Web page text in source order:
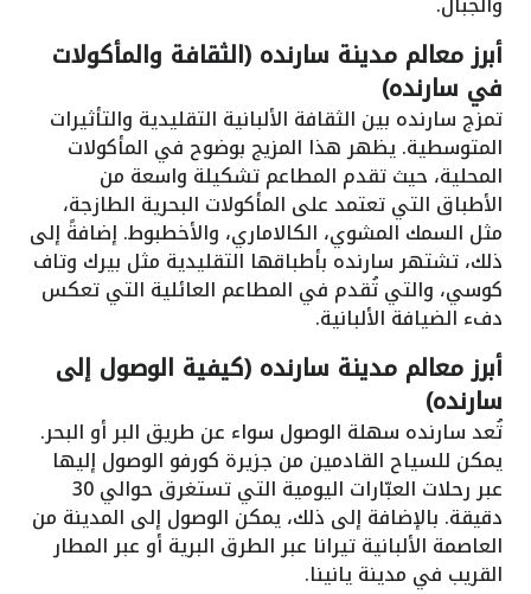
أبرز معالم مدينة سارنده (الثقافة والمأكولات
في سارنده)
تمزج سارنده بين الثقافة الألبانية التقليدية والتأثيرات
المتوسطية. يظهر هذا المزيج بوضوح في المأكولات
المحلية، حيث تقدم المطاعم تشكيلة واسعة من
الأطباق التي تعتمد على المأكولات البحرية الطازجة،
مثل السمك المشوي، الكالاماري، والأخطبوط. إضافةً إلى
ذلك، تشتهر سارنده بأطباقها التقليدية مثل بيرك وتاف
كوسي، والتي تُقدم في المطاعم العائلية التي تعكس
دفء الضيافة الألبانية.
أبرز معالم مدينة سارنده (كيفية الوصول إلى
سارنده)
تُعد سارنده سهلة الوصول سواء عن طريق البر أو البحر.
يمكن للسياح القادمين من جزيرة كورفو الوصول إليها
عبر رحلات العبّارات اليومية التي تستغرق حوالي 30
دقيقة. بالإضافة إلى ذلك، يمكن الوصول إلى المدينة من
العاصمة الألبانية تيرانا عبر الطرق البرية أو عبر المطار
القريب في مدينة يانينا.